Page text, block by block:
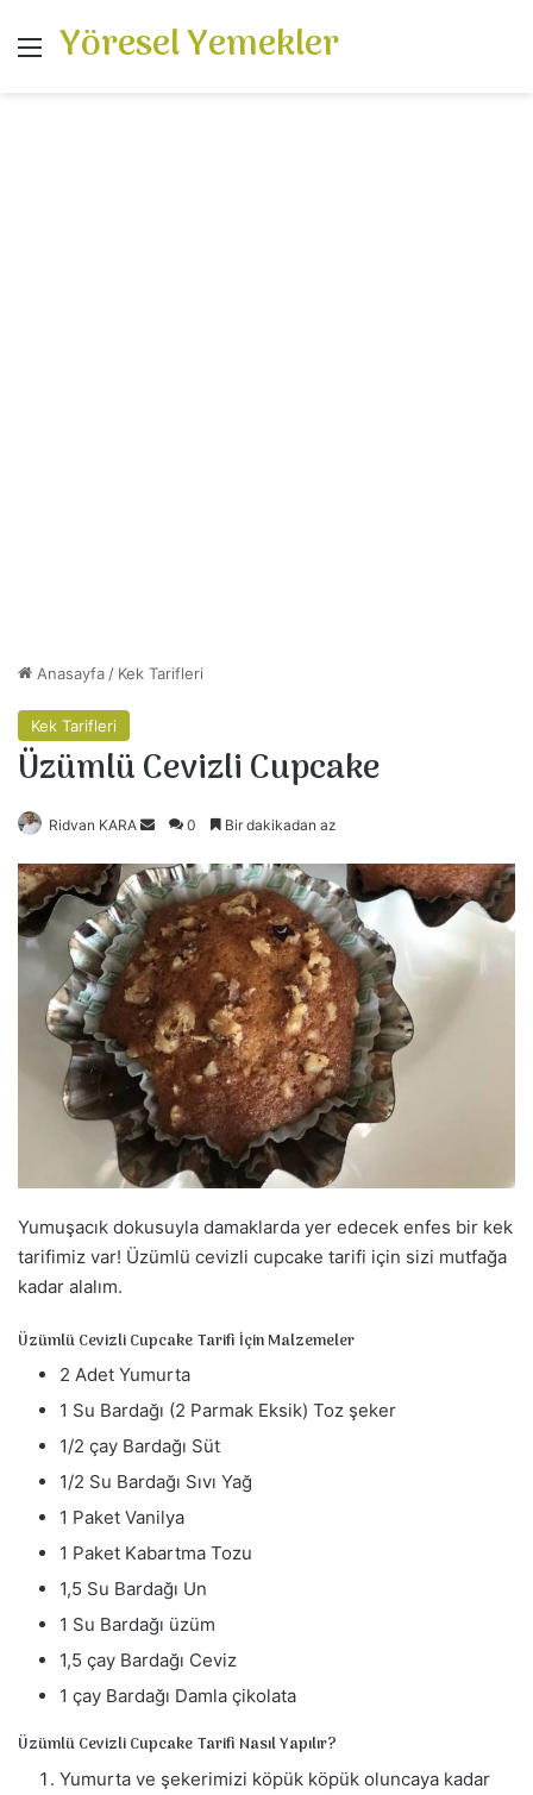
Menü
Yöresel Yemekler
Anasayfa / Kek Tarifleri
Kek Tarifleri
Üzümlü Cevizli Cupcake
Ridvan KARA
r
e
-
p
o
s
t
a
g
ö
n
e
r
k
0 Bir dakikadan az
Yumuşacık dokusuyla damaklarda yer edecek enfes bir kek
tarifimiz var! Üzümlü cevizli cupcake tarifi için sizi mutfağa
kadar alalım.
Üzümlü Cevizli Cupcake Tarifi İçin Malzemeler
2 Adet Yumurta
1 Su Bardağı (2 Parmak Eksik) Toz şeker
1/2 çay Bardağı Süt
1/2 Su Bardağı Sıvı Yağ
1 Paket Vanilya
1 Paket Kabartma Tozu
1,5 Su Bardağı Un
1 Su Bardağı üzüm
1,5 çay Bardağı Ceviz
1 çay Bardağı Damla çikolata
Üzümlü Cevizli Cupcake Tarifi Nasıl Yapılır?
Yumurta ve şekerimizi köpük köpük oluncaya kadar